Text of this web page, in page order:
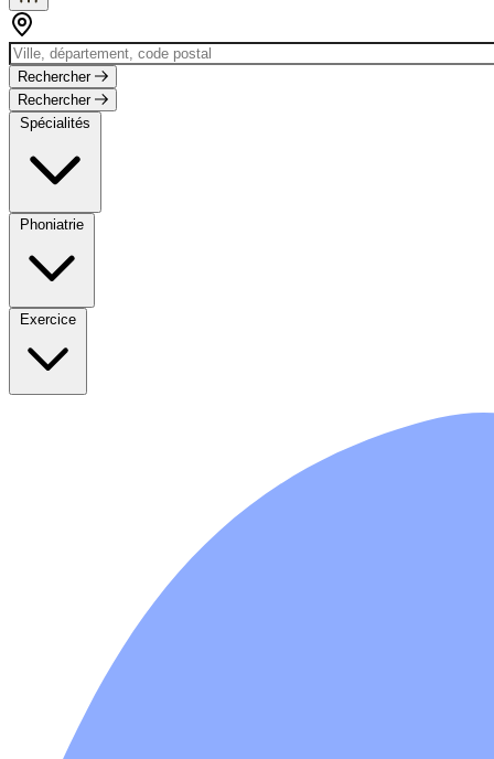
Rechercher
Rechercher
Spécialités
Phoniatrie
Exercice